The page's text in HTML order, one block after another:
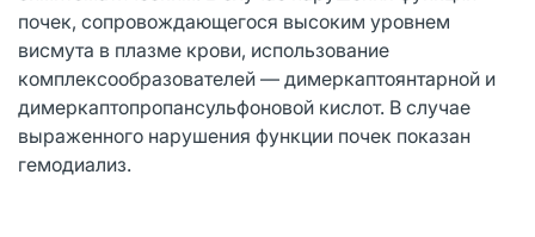
почек, сопровождающегося высоким уровнем
висмута в плазме крови, использование
комплексообразователей — димеркаптоянтарной и
димеркаптопропансульфоновой кислот. В случае
выраженного нарушения функции почек показан
гемодиализ.